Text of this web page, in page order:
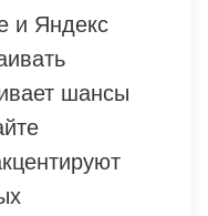
и Яндекс
шансы